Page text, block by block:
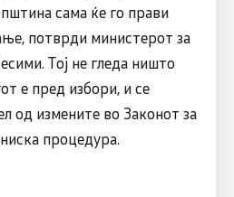
сама ќе го прави
потврди министерот за
Тој не гледа ништо
е пред избори, и се
од измените во Законот за
процедура.